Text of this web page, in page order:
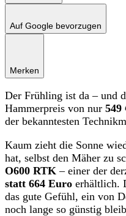
Auf Google bevorzugen
Merken
Der Frühling ist da – und
Hammerpreis von nur 549
der bekanntesten
Kaum zieht die Sonne
hat, selbst den Mäher zu
O600 RTK – einer der
statt 664 Euro erhältlich.
das gute Gefühl, ein von
noch lange so günstig